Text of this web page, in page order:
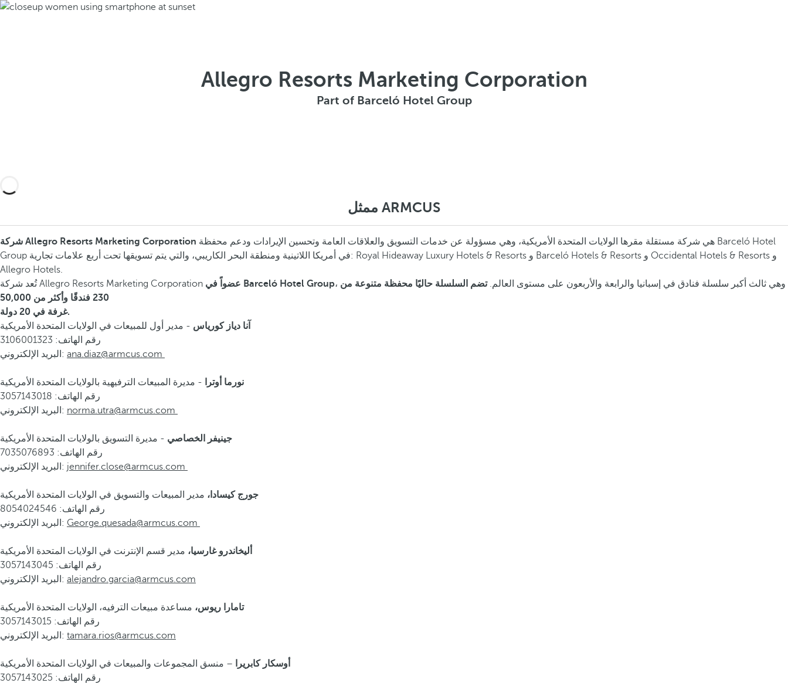
Allegro Resorts Marketing Corporation
Part of Barceló Hotel Group
ممثل ARMCUS
شركة Allegro Resorts Marketing Corporation
Group في أمريكا اللاتينية ومنطقة البحر الكاريبي، والتي يتم تسويقها تحت أربع علامات تجارية: Royal Hideaway Luxury Hotels & Resorts و Barceló Hotels & Resorts و Occidental Hotels & Resorts و
Allegro Hotels.
تُعد شركة Allegro Resorts Marketing Corporation
عضواً في Barceló Hotel Group ، وهي ثالث أكبر سلسلة فنادق في إسبانيا والرابعة والأربعون على مستوى العالم.تضم السلسلة حاليًا محفظة متنوعة من
230 فندقًا وأكثر من 50,000
غرفة في 20 دولة.
آنا دياز كورياس
البريد الإلكتروني: ana.diaz@armcus.com
نورما أوترا
البريد الإلكتروني: norma.utra@armcus.com
جينيفر الخصاصي
البريد الإلكتروني: jennifer.close@armcus.com
جورج كيسادا،
البريد الإلكتروني: George.quesada@armcus.com
أليخاندرو غارسيا،
البريد الإلكتروني: alejandro.garcia@armcus.com
تامارا ريوس،مساعدة مبيعات الترفيه، الولايات المتحدة الأمريكية
البريد الإلكتروني: tamara.rios@armcus.com
أوسكار كابريرا